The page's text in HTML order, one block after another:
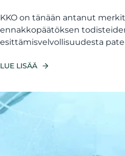
KKO on tänään antanut
ennakkopäätöksen
esittämisvelvollisuudesta
LUE LISÄÄ